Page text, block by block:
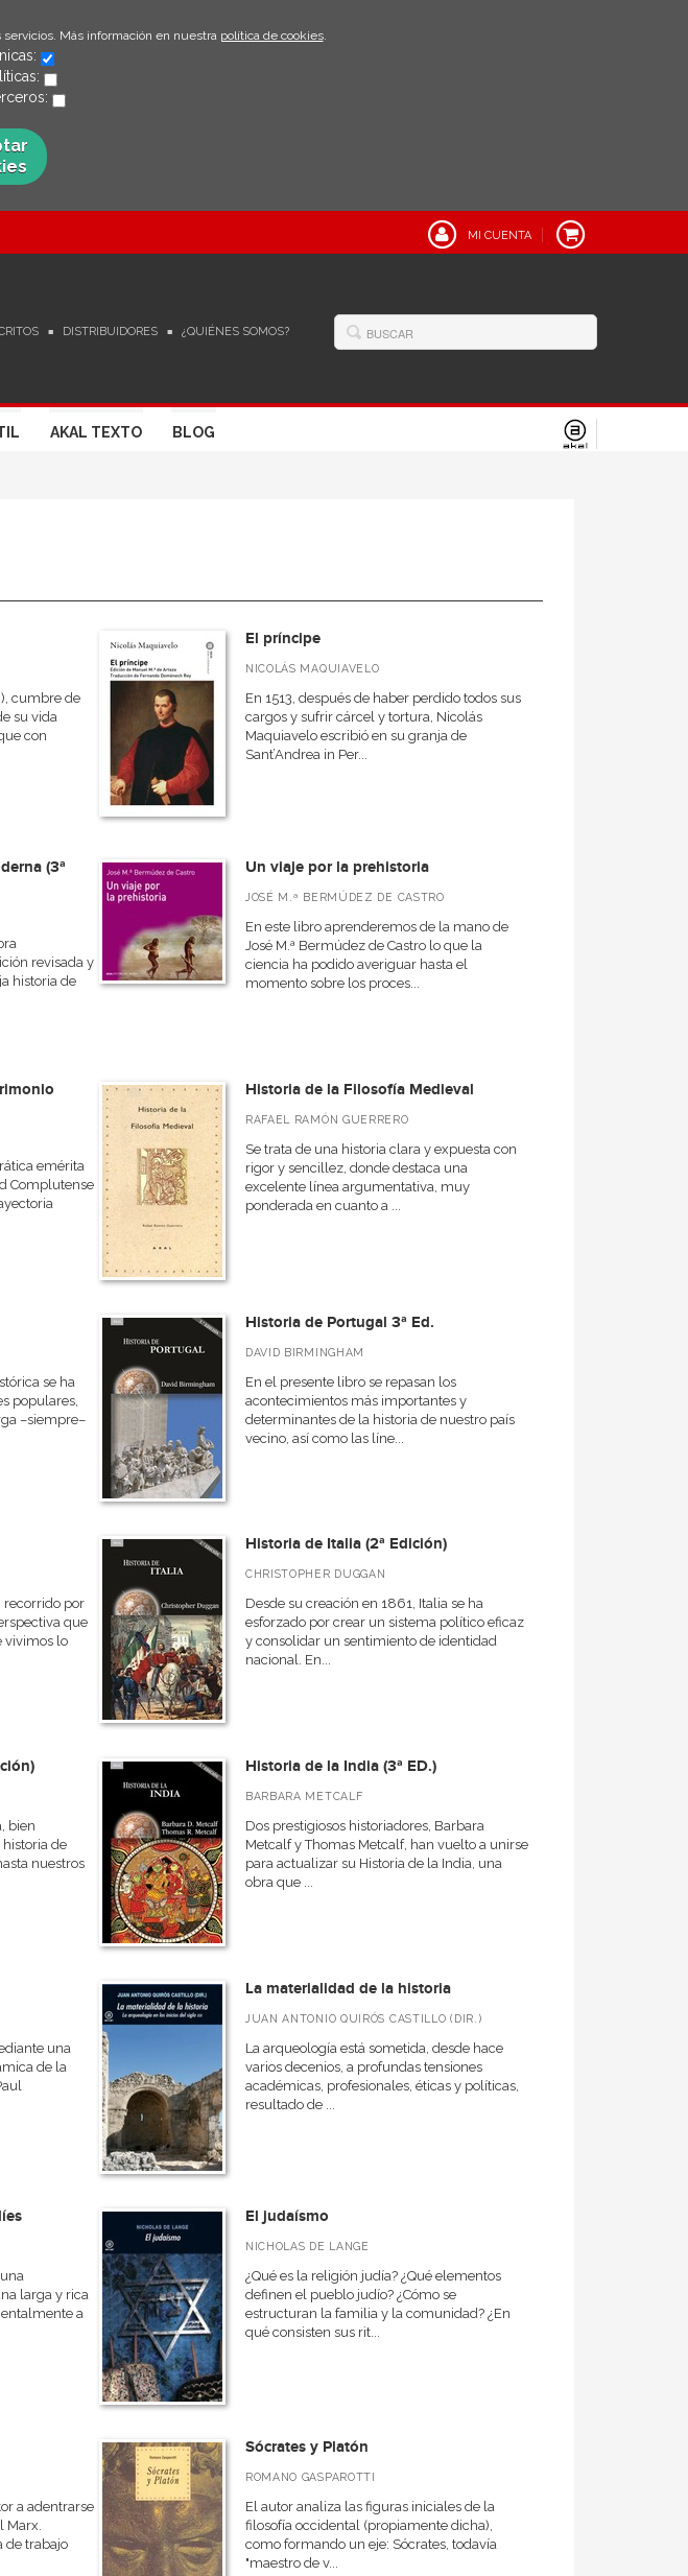
Más información en nuestra política de cookies.
MI CUENTA
DISTRIBUIDORES ¿QUIÉNES SOMOS?
AKAL TEXTO BLOG
cumbre de
su vida
con
El príncipe
NICOLÁS MAQUIAVELO
En 1513, después de haber perdido todos sus
cargos y sufrir cárcel y tortura, Nicolás
Maquiavelo escribió en su granja de
Sant’Andrea in Per...
(3ª
revisada y
historia de
Un viaje por la prehistoria
JOSÉ M.ª BERMÚDEZ DE CASTRO
En este libro aprenderemos de la mano de
José M.ª Bermúdez de Castro lo que la
ciencia ha podido averiguar hasta el
momento sobre los proces...
emérita
Complutense
Historia de la Filosofía Medieval
RAFAEL RAMÓN GUERRERO
Se trata de una historia clara y expuesta con
rigor y sencillez, donde destaca una
excelente línea argumentativa, muy
ponderada en cuanto a ...
se ha
populares,
–siempre–
Historia de Portugal 3ª Ed.
DAVID BIRMINGHAM
En el presente libro se repasan los
acontecimientos más importantes y
determinantes de la historia de nuestro país
vecino, así como las líne...
recorrido por
que
lo
Historia de Italia (2ª Edición)
CHRISTOPHER DUGGAN
Desde su creación en 1861, Italia se ha
esforzado por crear un sistema político eficaz
y consolidar un sentimiento de identidad
nacional. En...
bien
de
nuestros
Historia de la India (3ª ED.)
BARBARA METCALF
Dos prestigiosos historiadores, Barbara
Metcalf y Thomas Metcalf, han vuelto a unirse
para actualizar su Historia de la India, una
obra que ...
una
de la
La materialidad de la historia
JUAN ANTONIO QUIRÓS CASTILLO (DIR.)
La arqueología está sometida, desde hace
varios decenios, a profundas tensiones
académicas, profesionales, éticas y políticas,
resultado de ...
larga y rica
a
El judaísmo
NICHOLAS DE LANGE
¿Qué es la religión judía? ¿Qué elementos
definen el pueblo judío? ¿Cómo se
estructuran la familia y la comunidad? ¿En
qué consisten sus rit...
a adentrarse
Marx.
de trabajo
Sócrates y Platón
ROMANO GASPAROTTI
El autor analiza las figuras iniciales de la
filosofía occidental (propiamente dicha),
como formando un eje: Sócrates, todavía
"maestro de v...